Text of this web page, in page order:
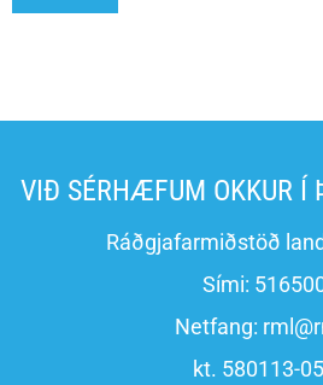
VIÐ SÉRHÆFUM OKKUR Í
Ráðgjafarmiðstöð
Sími:
Netfang:
kt. 580113-